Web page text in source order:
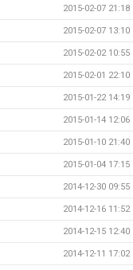
2015-02-07 21:18
2015-02-07 13:10
2015-02-02 10:55
2015-02-01 22:10
2015-01-22 14:19
2015-01-14 12:06
2015-01-10 21:40
2015-01-04 17:15
2014-12-30 09:55
2014-12-16 11:52
2014-12-15 12:40
2014-12-11 17:02